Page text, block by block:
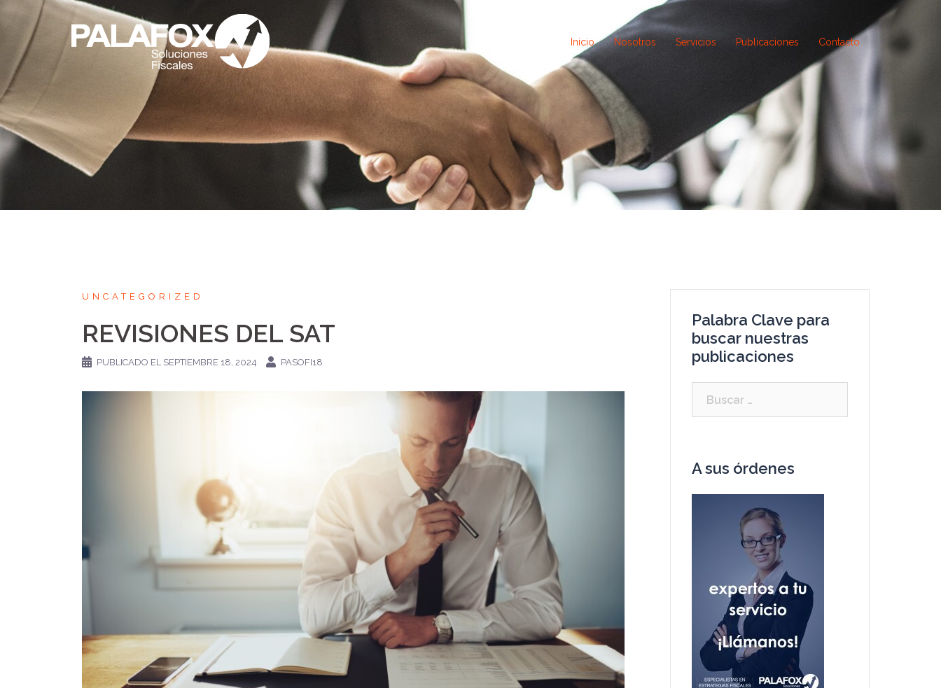
Inicio Nosotros Servicios Publicaciones Contacto
UNCATEGORIZED
REVISIONES DEL SAT
PUBLICADO EL SEPTIEMBRE 18, 2024 PASOFI18
Palabra Clave para
buscar nuestras
publicaciones
A sus órdenes